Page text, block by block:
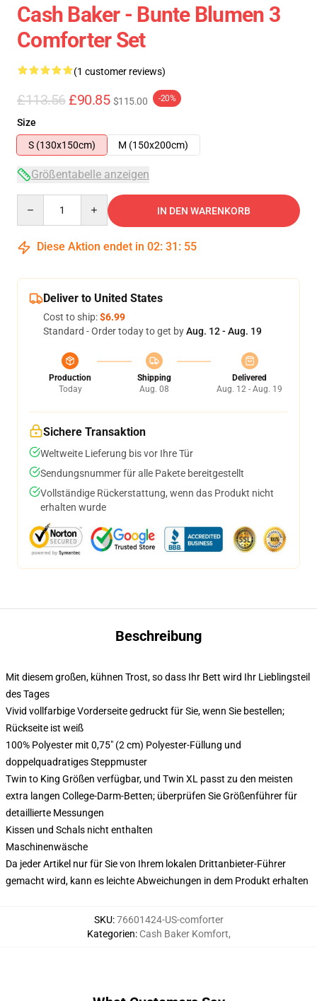
Cash Baker - Bunte Blumen 3
Comforter Set
(1 customer reviews)
£113.56 £90.85 $115.00 -20%
Size
S (130x150cm)
M (150x200cm)
Größentabelle anzeigen
IN DEN WARENKORB
Diese Aktion endet in 02: 31 : 55
Deliver to United States
Cost to ship:$6.99
Standard - Order today to get byAug. 12 - Aug. 19
Production
Today
Shipping
Aug. 08
Delivered
Aug. 12 - Aug. 19
Sichere Transaktion
Weltweite Lieferung bis vor Ihre Tür
Sendungsnummer für alle Pakete bereitgestellt
Vollständige Rückerstattung, wenn das Produkt nicht
erhalten wurde
Beschreibung
Mit diesem großen, kühnen Trost, so dass Ihr Bett wird Ihr Lieblingsteil
des Tages
Vivid vollfarbige Vorderseite gedruckt für Sie, wenn Sie bestellen;
Rückseite ist weiß
100% Polyester mit 0,75" (2 cm) Polyester-Füllung und
doppelquadratiges Steppmuster
Twin to King Größen verfügbar, und Twin XL passt zu den meisten
extra langen College-Darm-Betten; überprüfen Sie Größenführer für
detaillierte Messungen
Kissen und Schals nicht enthalten
Maschinenwäsche
Da jeder Artikel nur für Sie von Ihrem lokalen Drittanbieter-Führer
gemacht wird, kann es leichte Abweichungen in dem Produkt erhalten
SKU:76601424-US-comforter
Kategorien: Cash Baker Komfort,